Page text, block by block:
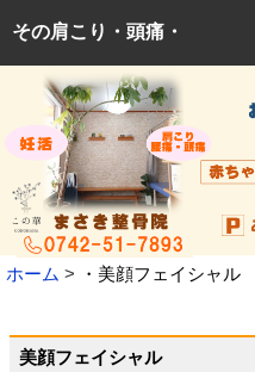
その肩こり・頭痛・
ホーム ・美顔フェイシャル
美顔フェイシャル